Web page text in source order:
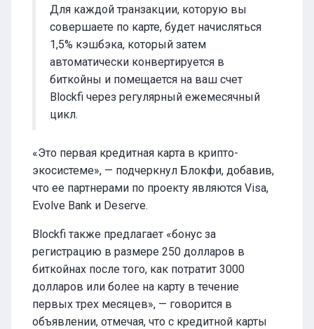
Для каждой транзакции, которую вы
совершаете по карте, будет начисляться
1,5% кэшбэка, который затем
автоматически конвертируется в
биткойны и помещается на ваш счет
Blockfi через регулярный ежемесячный
цикл.
«Это первая кредитная карта в крипто-
экосистеме», — подчеркнул Блокфи, добавив,
что ее партнерами по проекту являются Visa,
Evolve Bank и Deserve.
Blockfi также предлагает «бонус за
регистрацию в размере 250 долларов в
биткойнах после того, как потратит 3000
долларов или более на карту в течение
первых трех месяцев», — говорится в
объявлении, отмечая, что с кредитной карты